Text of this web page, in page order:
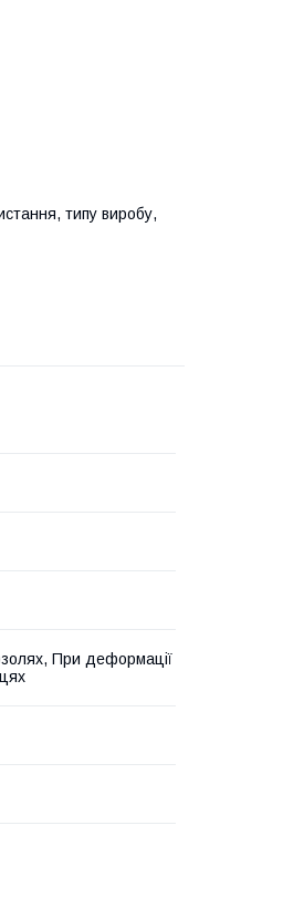
типу виробу,
При деформації